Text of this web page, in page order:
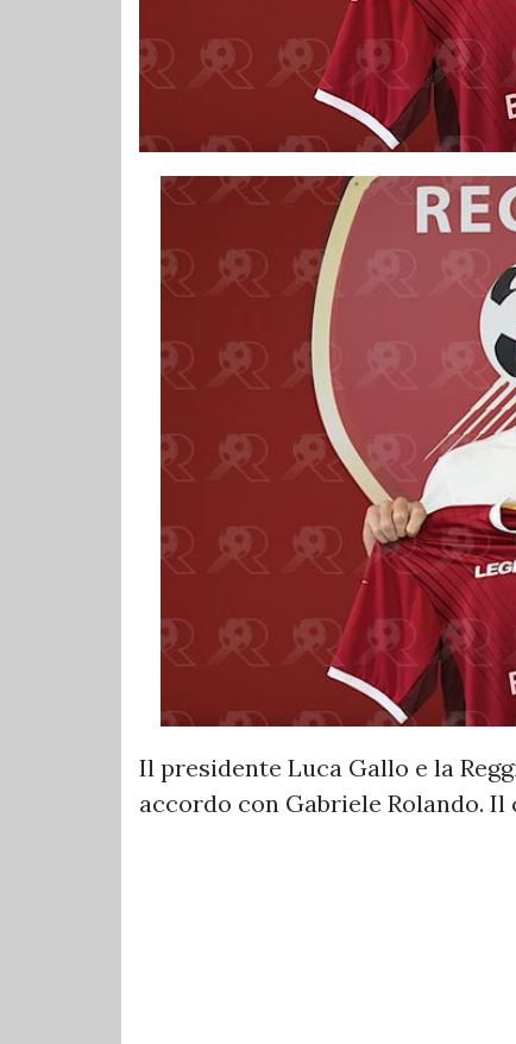
Il presidente Luca Gallo e la
accordo con Gabriele Rolando.